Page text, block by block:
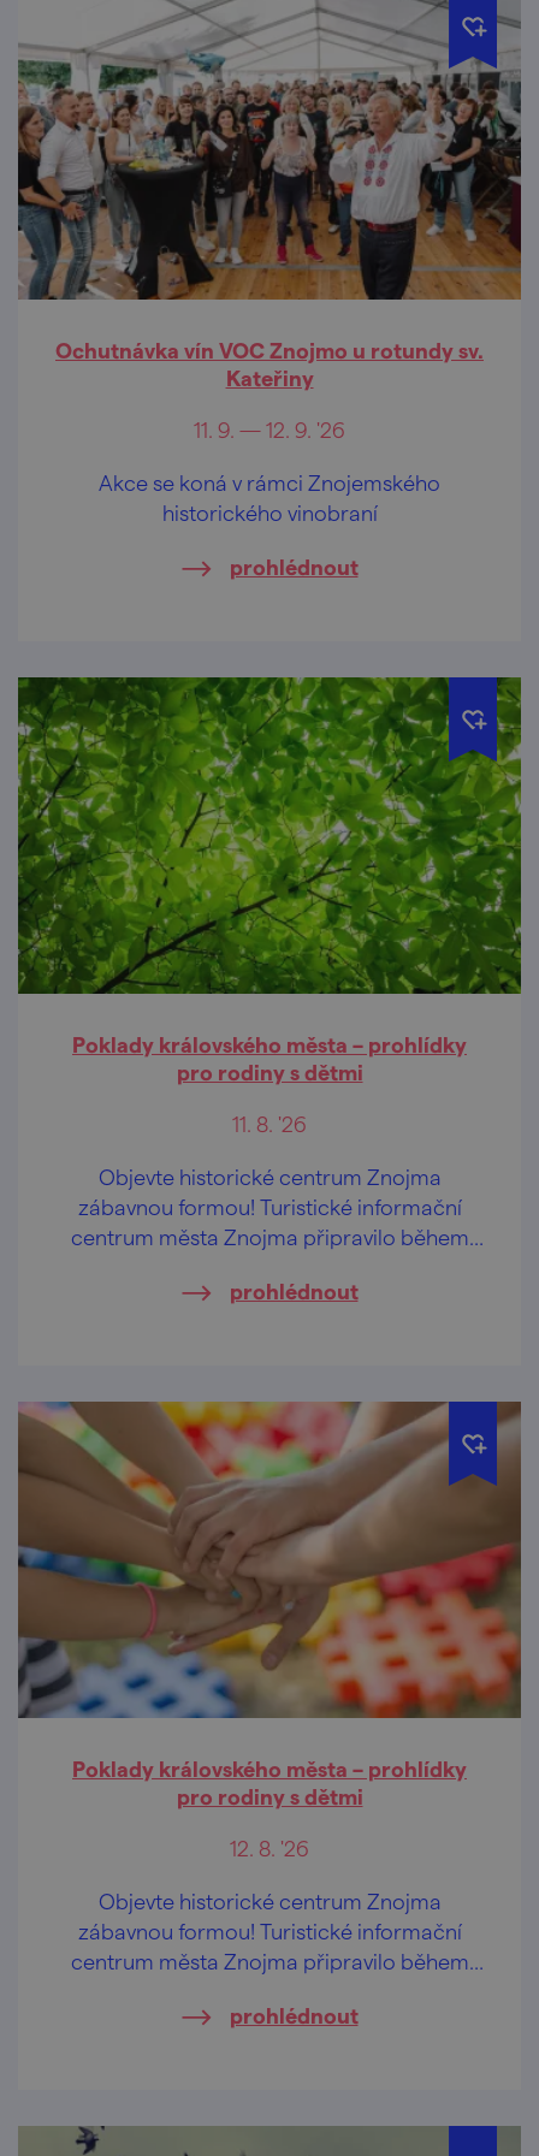
Ochutnávka vín VOC Znojmo u rotundy sv.
Kateřiny
11. 9. — 12. 9. '26
Akce se koná v rámci Znojemského
historického vinobraní
prohlédnout
Poklady královského města – prohlídky
pro rodiny s dětmi
11. 8. '26
Objevte historické centrum Znojma
zábavnou formou! Turistické informační
centrum města Znojma připravilo během
prohlídky určené především rodinám s
prohlédnout
Poklady královského města – prohlídky
pro rodiny s dětmi
12. 8. '26
Objevte historické centrum Znojma
zábavnou formou! Turistické informační
centrum města Znojma připravilo během
prohlídky určené především rodinám s
prohlédnout